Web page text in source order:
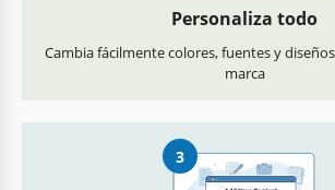
Personaliza todo
Cambia fácilmente colores, fuentes y
marca
3